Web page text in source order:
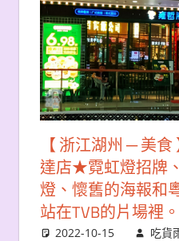
【 浙江湖州 ─ 美
達店★霓虹燈招牌
燈、懷舊的海報和
站在TVB的片場裡。
2022-10-15 吃貨